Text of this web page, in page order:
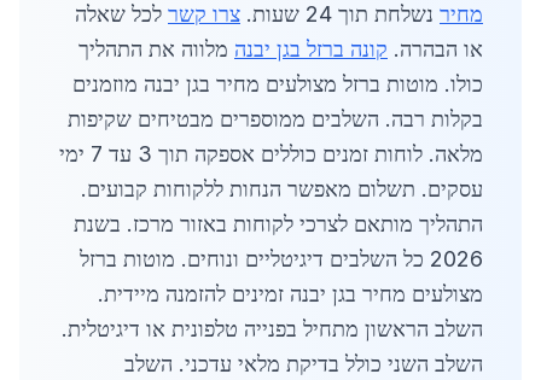
מחיר נשלחת תוך 24 שעות. צרו קשר לכל שאלה
או הבהרה. קונה ברזל בגן יבנה מלווה את התהליך
כולו. מוטות ברזל מצולעים מחיר בגן יבנה מוזמנים
בקלות רבה. השלבים ממוספרים מבטיחים שקיפות
מלאה. לוחות זמנים כוללים אספקה תוך 3 עד 7 ימי
עסקים. תשלום מאפשר הנחות ללקוחות קבועים.
התהליך מותאם לצרכי לקוחות באזור מרכז. בשנת
2026 כל השלבים דיגיטליים ונוחים. מוטות ברזל
מצולעים מחיר בגן יבנה זמינים להזמנה מיידית.
השלב הראשון מתחיל בפנייה טלפונית או דיגיטלית.
השלב השני כולל בדיקת מלאי עדכני. השלב